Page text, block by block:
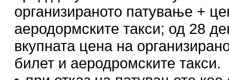
организираното патување +
аеродормските такси; од 28
вкупната цена на
билет и аеродромските такси.